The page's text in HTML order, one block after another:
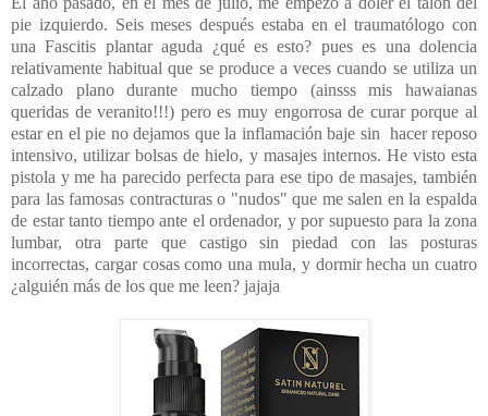
pie izquierdo. Seis meses después estaba en el traumatólogo con
una Fascitis plantar aguda ¿qué es esto? pues es una dolencia
relativamente habitual que se produce a veces cuando se utiliza un
calzado plano durante mucho tiempo (ainsss mis hawaianas
queridas de veranito!!!) pero es muy engorrosa de curar porque al
estar en el pie no dejamos que la inflamación baje sin hacer reposo
intensivo, utilizar bolsas de hielo, y masajes internos. He visto esta
pistola y me ha parecido perfecta para ese tipo de masajes, también
para las famosas contracturas o "nudos" que me salen en la espalda
de estar tanto tiempo ante el ordenador, y por supuesto para la zona
lumbar, otra parte que castigo sin piedad con las posturas
incorrectas, cargar cosas como una mula, y dormir hecha un cuatro
¿alguién más de los que me leen? jajaja